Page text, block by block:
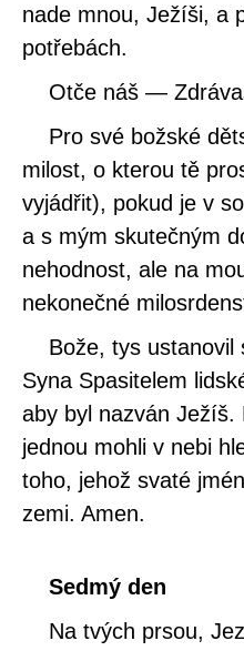
nade mnou, Ježíši, a
potřebách.
Otče náš —
Pro své božské
milost, o kterou tě
vyjádřit), pokud je v
a s mým skutečným
nehodnost, ale na
nekonečné
Bože, tys ustanovil
Syna Spasitelem
aby byl nazván Ježíš.
jednou mohli v nebi
toho, jehož svaté
zemi. Amen.
Sedmý den
Na tvých prsou,